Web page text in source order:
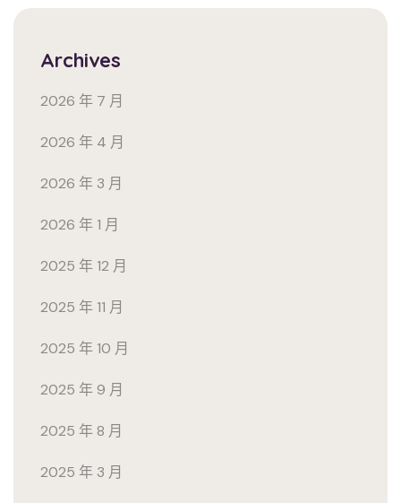
Archives
2026 年 7 月
2026 年 4 月
2026 年 3 月
2026 年 1 月
2025 年 12 月
2025 年 11 月
2025 年 10 月
2025 年 9 月
2025 年 8 月
2025 年 3 月